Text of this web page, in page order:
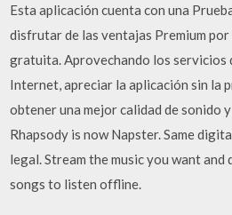
Esta aplicación cuenta con una
disfrutar de las ventajas Premium por
gratuita. Aprovechando los servicios
Internet, apreciar la aplicación sin la
obtener una mejor calidad de sonido
Rhapsody is now Napster. Same
legal. Stream the music you want
songs to listen offline.